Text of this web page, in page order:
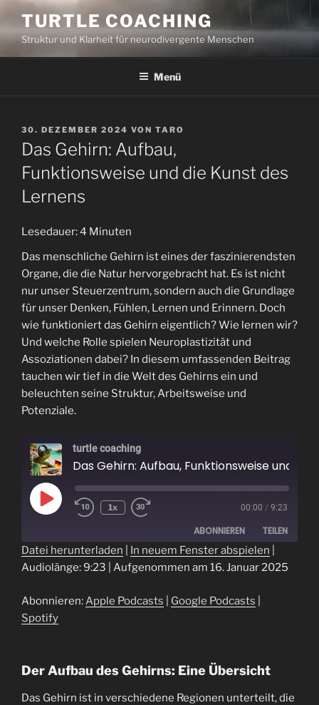
Inhalt
springen
TURTLE COACHING
Struktur und Klarheit für neurodivergente Menschen
Menü
VERÖFFENTLICHT
AM
30. DEZEMBER 2024 VON TARO
Das Gehirn: Aufbau,
Funktionsweise und die Kunst des
Lernens
Lesedauer:4 Minuten
Das menschliche Gehirn ist eines der faszinierendsten
Organe, die die Natur hervorgebracht hat. Es ist nicht
nur unser Steuerzentrum, sondern auch die Grundlage
für unser Denken, Fühlen, Lernen und Erinnern. Doch
wie funktioniert das Gehirn eigentlich? Wie lernen wir?
Und welche Rolle spielen Neuroplastizität und
Assoziationen dabei? In diesem umfassenden Beitrag
tauchen wir tief in die Welt des Gehirns ein und
beleuchten seine Struktur, Arbeitsweise und
Potenziale.
turtle coaching
Play
Episode
1x 00:00 / 9:23
ABONNIEREN TEILEN
Apple Podcasts Google Podcasts
RSS FEED
TEILEN
LINK
Datei herunterladen In neuem Fenster abspielen
Audiolänge: 9:23
Aufgenommen am 16. Januar 2025
Abonnieren:Apple Podcasts Google Podcasts
Spotify
Der Aufbau des Gehirns: Eine Übersicht
Das Gehirn ist in verschiedene Regionen unterteilt, die